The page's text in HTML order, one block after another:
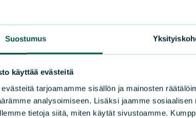
Suostumus
käyttää evästeitä
tarjoamamme sisällön ja mainosten
analysoimiseen. Lisäksi jaamme
tietoja siitä, miten käytät sivustoamme.